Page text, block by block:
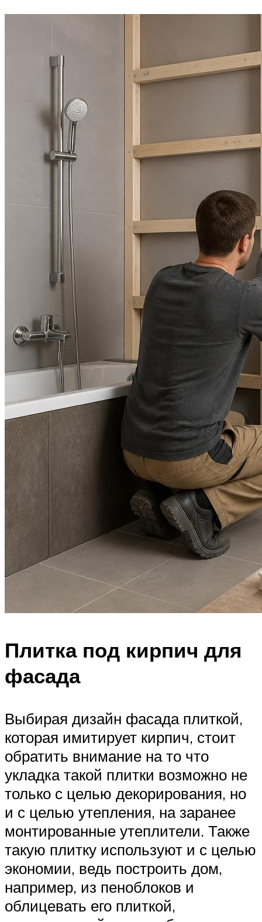
Плитка под кирпич для
фасада
Выбирая дизайн фасада плиткой,
которая имитирует кирпич, стоит
обратить внимание на то что
укладка такой плитки возможно не
только с целью декорирования, но
и с целью утепления, на заранее
монтированные утеплители. Также
такую плитку используют и с целью
экономии, ведь построить дом,
например, из пеноблоков и
облицевать его плиткой,